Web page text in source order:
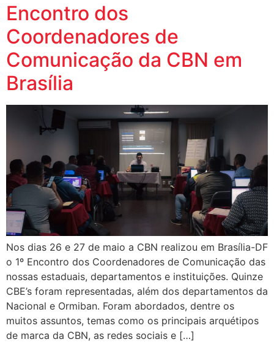
Encontro dos
Coordenadores de
Comunicação da CBN em
Brasília
Nos dias 26 e 27 de maio a CBN realizou em Brasília-DF
o 1º Encontro dos Coordenadores de Comunicação das
nossas estaduais, departamentos e instituições. Quinze
CBE’s foram representadas, além dos departamentos da
Nacional e Ormiban. Foram abordados, dentre os
muitos assuntos, temas como os principais arquétipos
de marca da CBN, as redes sociais e […]